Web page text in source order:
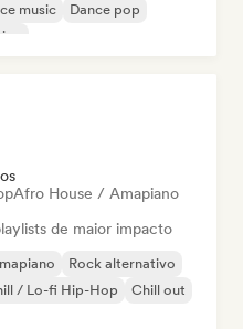
music
Dance pop
Afro House / Amapiano
de maior impacto
Rock alternativo
/ Lo-fi Hip-Hop
Chill out